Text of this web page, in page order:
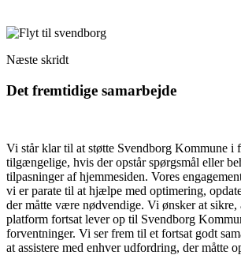
Næste skridt
Det fremtidige samarbejde
Vi står klar til at støtte Svendborg Kommune i
tilgængelige, hvis der opstår spørgsmål eller
tilpasninger af hjemmesiden. Vores
vi er parate til at hjælpe med optimering,
der måtte være nødvendige. Vi ønsker at sikre,
platform fortsat lever op til Svendborg
forventninger. Vi ser frem til et fortsat godt
at assistere med enhver udfordring, der måtte